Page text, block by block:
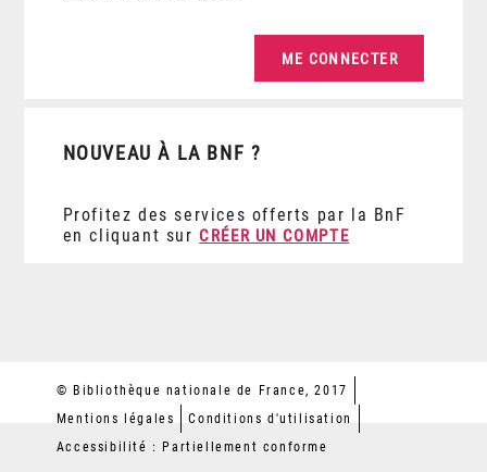
NOUVEAU À LA BNF ?
Profitez des services offerts par la BnF
en cliquant sur CRÉER UN COMPTE
© Bibliothèque nationale de France, 2017
Mentions légales
Conditions d'utilisation
Accessibilité : Partiellement conforme